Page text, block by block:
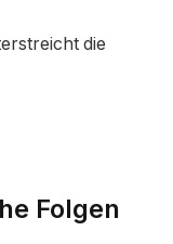
die
Folgen